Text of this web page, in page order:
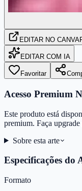
EDITAR NO CANVA
EDITAR COM IA
Favoritar
Acesso Premium
Este produto está
premium. Faça
Sobre esta arte
Especificações do
Formato